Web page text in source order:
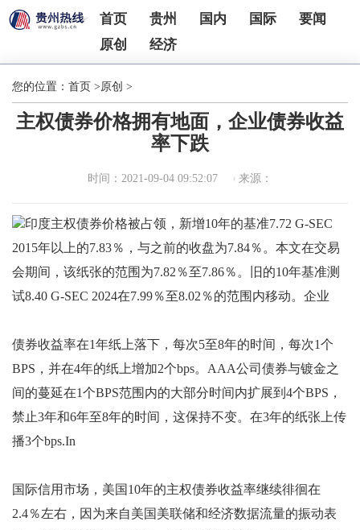
首页 贵州 国内 国际
要闻
原创
经济
您的位置： 首页 >原创 >
主权债券价格拥有地面，企业债券收益
率下跌
时间：2021-09-04 09:52:07 来源：
印度主权债券价格被占领，新增10年的基准7.72 G-SEC
2015年以上的7.83％，与之前的收盘为7.84％。本文在交易
会期间，该纸张的范围为7.82％至7.86％。旧的10年基准测
试8.40 G-SEC 2024在7.99％至8.02％的范围内移动。企业
债券收益率在1年纸上落下，每次5至8年的时间，每次1个
BPS，并在4年的纸上增加2个bps。AAA公司债券与镀金之
间的蔓延在1个BPS范围内的大部分时间内扩展到4个BPS，
禁止3年和6年至8年的时间，这保持不变。在3年的纸张上传
播3个bps.In
国际信用市场，美国10年的主权债券收益率继续徘徊在
2.4％左右，因为来自美国美联储和经济数据流量的振动表